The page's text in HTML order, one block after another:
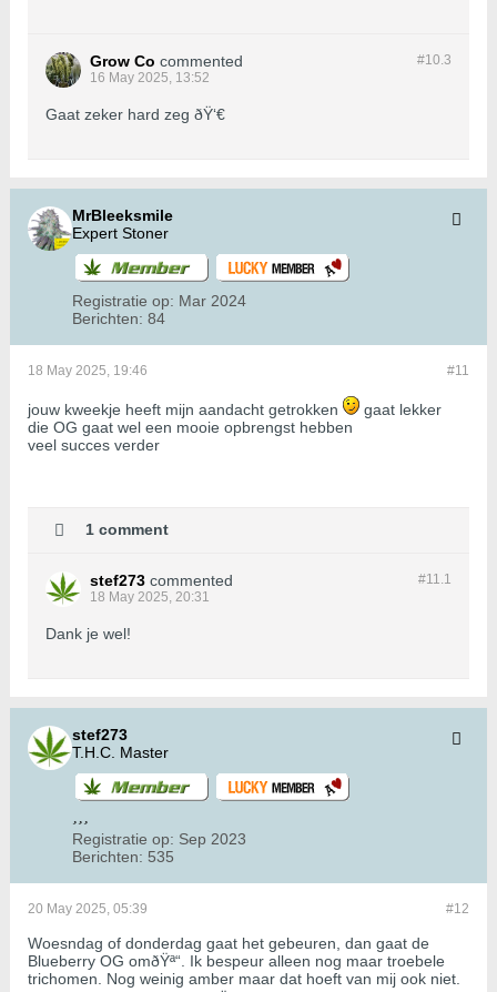
#10.3
Grow Co commented
16 May 2025, 13:52
Gaat zeker hard zeg ðŸ‘€
MrBleeksmile
Expert Stoner
Registratie op: Mar 2024
Berichten: 84
#11
18 May 2025, 19:46
jouw kweekje heeft mijn aandacht getrokken
gaat lekker
die OG gaat wel een mooie opbrengst hebben
veel succes verder
1 comment
#11.1
stef273 commented
18 May 2025, 20:31
Dank je wel!
stef273
T.H.C. Master
Registratie op: Sep 2023
Berichten: 535
#12
20 May 2025, 05:39
Woesndag of donderdag gaat het gebeuren, dan gaat de
Blueberry OG omðŸª“. Ik bespeur alleen nog maar troebele
trichomen. Nog weinig amber maar dat hoeft van mij ook niet.